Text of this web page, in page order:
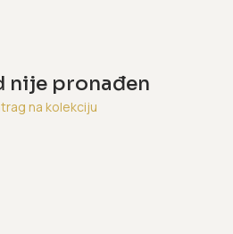
nije pronađen
na kolekciju